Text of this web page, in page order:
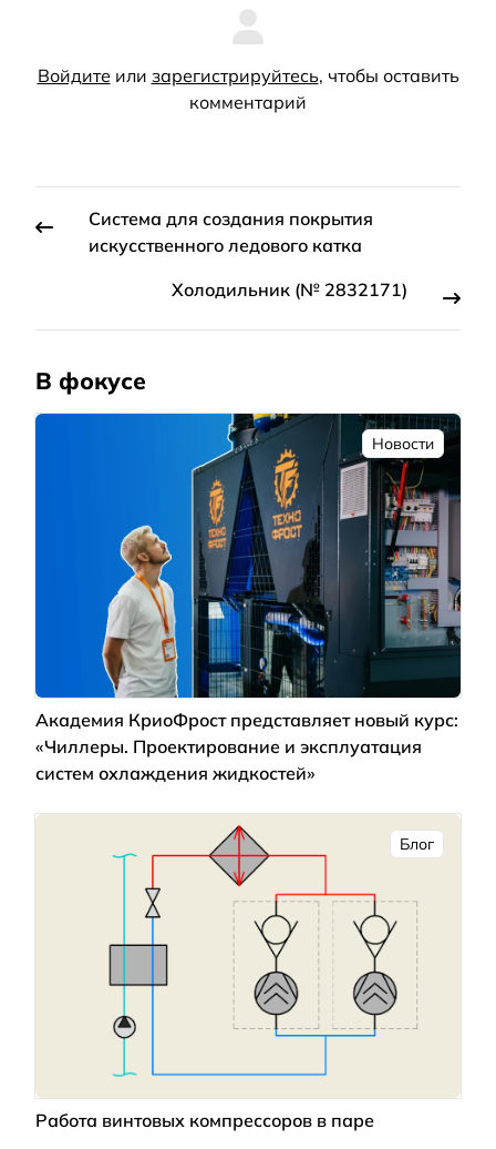
Войдите или зарегистрируйтесь, чтобы оставить
комментарий
Система для создания покрытия
искусственного ледового катка
Холодильник (№ 2832171)
В фокусе
Новости
Академия КриоФрост представляет новый курс:
«Чиллеры. Проектирование и эксплуатация
систем охлаждения жидкостей»
Блог
Работа винтовых компрессоров в паре